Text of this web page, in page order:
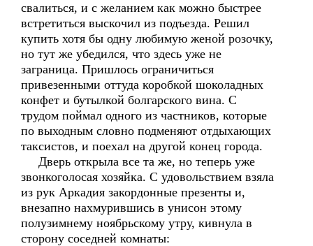
свалиться, и с желанием как можно быстрее
встретиться выскочил из подъезда. Решил
купить хотя бы одну любимую женой розочку,
но тут же убедился, что здесь уже не
заграница. Пришлось ограничиться
привезенными оттуда коробкой шоколадных
конфет и бутылкой болгарского вина. С
трудом поймал одного из частников, которые
по выходным словно подменяют отдыхающих
таксистов, и поехал на другой конец города.
Дверь открыла все та же, но теперь уже
звонкоголосая хозяйка. С удовольствием взяла
из рук Аркадия закордонные презенты и,
внезапно нахмурившись в унисон этому
полузимнему ноябрьскому утру, кивнула в
сторону соседней комнаты: